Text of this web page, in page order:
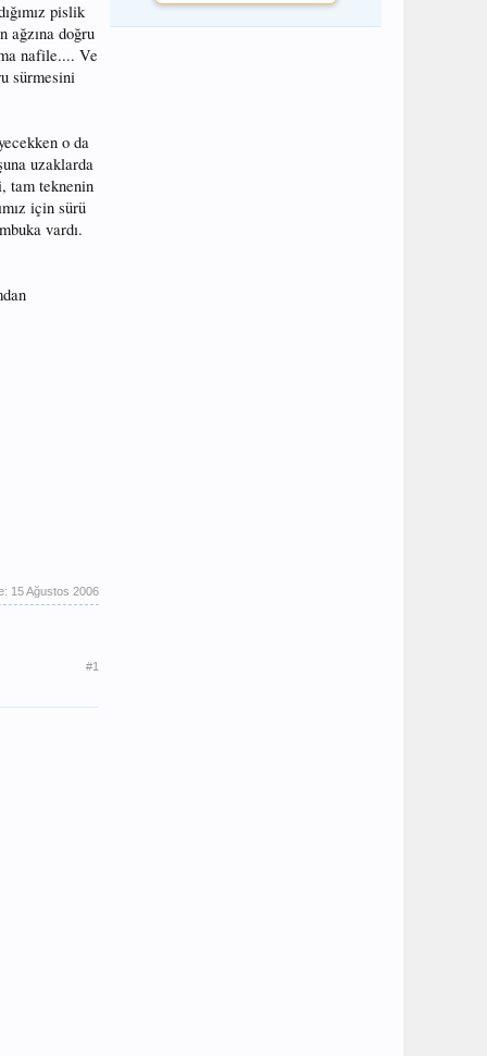
pislik
ağzına doğru
nafile.... Ve
sürmesini
o da
uzaklarda
tam teknenin
için sürü
vardı.
15 Ağustos 2006
#1